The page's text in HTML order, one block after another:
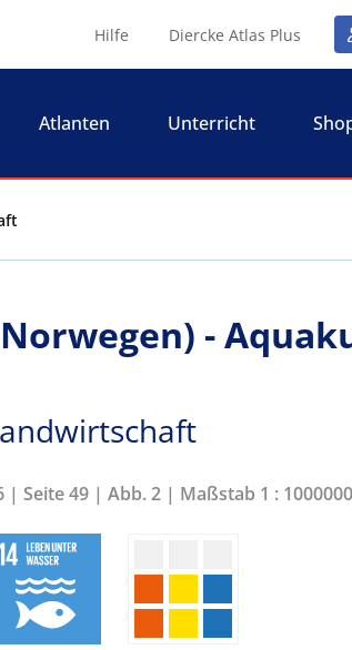
Hilfe Diercke Atlas Plus
Atlanten Unterricht
-
| Seite 49 | Abb. 2 | Maßstab 1 : 1000000